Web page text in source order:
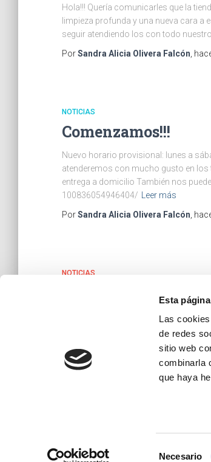
Esta
Las
de redes
sitio web
combinarla
que haya
Necesario
Hola!!! Quería comunicarles que la
limpieza profunda y una nueva cara a
seguir atendiendo los con todo
PorSandra Alicia Olivera Falcón ,
NOTICIAS
Comenzamos!!!
Nuevo horario provisional: lunes a
atenderemos con mucho gusto en los
entrega a domicilio También nos
100836054946404/
Leer más
PorSandra Alicia Olivera Falcón ,
NOTICIAS
Sección Noticias
En esta sección encontraras
PorSandra Alicia Olivera Falcón,
POLÍTICA DE PRIVACIDAD